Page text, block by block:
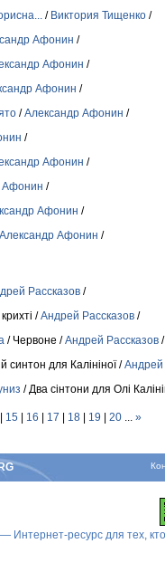
/ Виктория Тищенко /
Афонин /
Афонин /
Афонин /
/Александр Афонин /
/
Афонин /
Афонин /
Афонин /
Александр Афонин /
Рассказов /
/Андрей Рассказов /
/ Червоне /Андрей Рассказов /
синтон для Калініної /Андрей
/ Два сінтони для Олі
| 15 | 16 | 17 | 18 | 19 | 20 »
Интернет-ресурс для тех,